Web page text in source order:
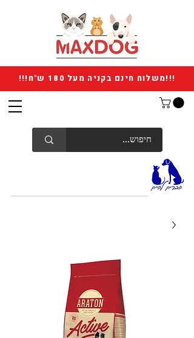
!!!משלוח חינם בקניה מעל 180 ש"ח!!!